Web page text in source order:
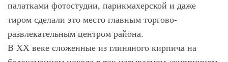
палатками фотостудии, парикмахерской и даже
тиром сделали это место главным торгово-
развлекательным центром района.
В ХХ веке сложенные из глиняного кирпича на